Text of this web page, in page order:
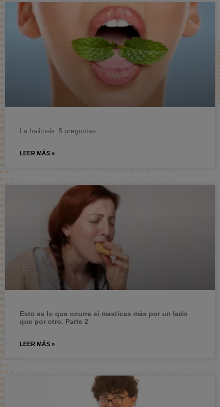
La halitosis: 5 preguntas
LEER MÁS »
Esto es lo que ocurre si masticas más por un lado
que por otro. Parte 2
LEER MÁS »